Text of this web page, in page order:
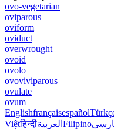
ovo-vegetarian
oviparous
oviform
oviduct
overwrought
ovoid
ovolo
ovoviviparous
ovulate
ovum
Englishfrançaisespañol
Việtहिन्दीالعربية Filipino